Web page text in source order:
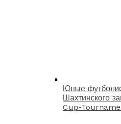
Юные
Шахтинского
Cup-